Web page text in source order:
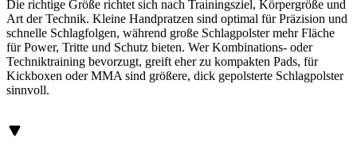
Die richtige Größe richtet sich nach Trainingsziel, Körpergröße und
Art der Technik. Kleine Handpratzen sind optimal für Präzision und
schnelle Schlagfolgen, während große Schlagpolster mehr Fläche
für Power, Tritte und Schutz bieten. Wer Kombinations- oder
Techniktraining bevorzugt, greift eher zu kompakten Pads, für
Kickboxen oder MMA sind größere, dick gepolsterte Schlagpolster
sinnvoll.